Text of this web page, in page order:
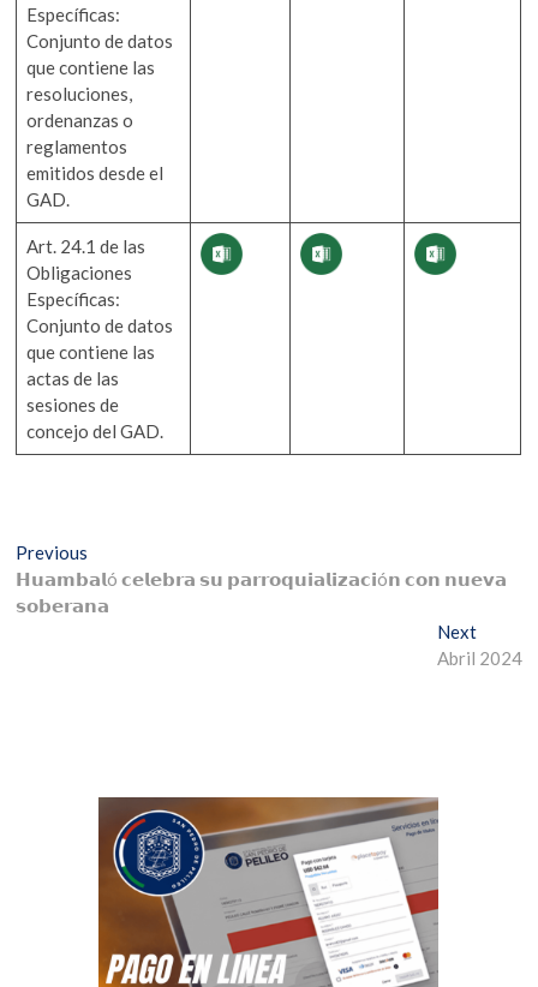
Específicas:
Conjunto de datos
que contiene las
resoluciones,
ordenanzas o
reglamentos
emitidos desde el
GAD.
Art. 24.1 de las
Obligaciones
Específicas:
Conjunto de datos
que contiene las
actas de las
sesiones de
concejo del GAD.
Previous
𝗛𝘂𝗮𝗺𝗯𝗮𝗹ó 𝗰𝗲𝗹𝗲𝗯𝗿𝗮 𝘀𝘂 𝗽𝗮𝗿𝗿𝗼𝗾𝘂𝗶𝗮𝗹𝗶𝘇𝗮𝗰𝗶ó𝗻 𝗰𝗼𝗻 𝗻𝘂𝗲𝘃𝗮
𝘀𝗼𝗯𝗲𝗿𝗮𝗻𝗮
Next
Abril 2024